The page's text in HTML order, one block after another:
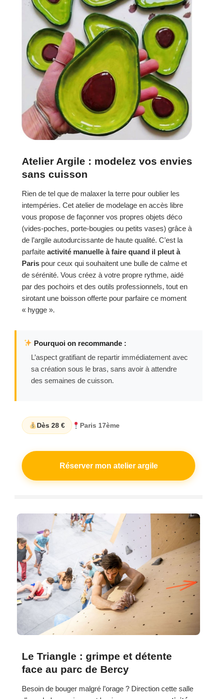
Atelier Argile : modelez vos envies
sans cuisson
Rien de tel que de malaxer la terre pour oublier les
intempéries. Cet atelier de modelage en accès libre
vous propose de façonner vos propres objets déco
(vides-poches, porte-bougies ou petits vases) grâce à
de l’argile autodurcissante de haute qualité. C’est la
parfaite activité manuelle à faire quand il pleut à
Paris pour ceux qui souhaitent une bulle de calme et
de sérénité. Vous créez à votre propre rythme, aidé
par des pochoirs et des outils professionnels, tout en
sirotant une boisson offerte pour parfaire ce moment
« hygge ».
Pourquoi on recommande :
L’aspect gratifiant de repartir immédiatement avec
sa création sous le bras, sans avoir à attendre
des semaines de cuisson.
Dès 28 € Paris 17ème
Réserver mon atelier argile
Le Triangle : grimpe et détente
face au parc de Bercy
Besoin de bouger malgré l’orage ? Direction cette salle